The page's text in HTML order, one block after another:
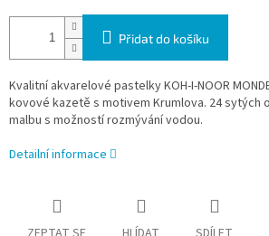
Přidat do košíku
Kvalitní akvarelové pastelky KOH-I-NOOR
kovové kazetě s motivem Krumlova. 24 sytých
malbu s možností rozmývání vodou.
Detailní informace